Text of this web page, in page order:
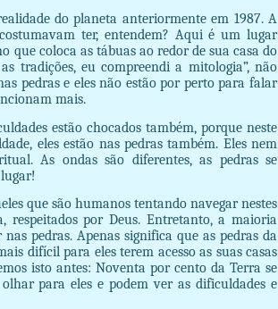
do planeta anteriormente em 1987. A
ter, entendem? Aqui é um lugar
que coloca as tábuas ao redor de sua casa do
tradições, eu compreendi a mitologia”, não
pedras e eles não estão por perto para falar
mais.
estão chocados também, porque neste
eles estão nas pedras também. Eles nem
As ondas são diferentes, as pedras se
que são humanos tentando navegar nestes
respeitados por Deus. Entretanto, a maioria
pedras. Apenas significa que as pedras da
difícil para eles terem acesso as suas casas
isto antes: Noventa por cento da Terra se
para eles e podem ver as dificuldades e